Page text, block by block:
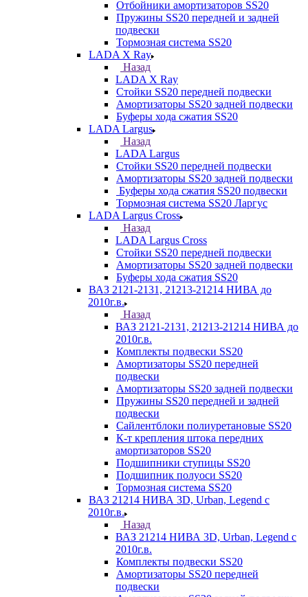
Отбойники амортизаторов SS20
Пружины SS20 передней и задней
подвески
Тормозная система SS20
LADA X Ray
Назад
LADA X Ray
Стойки SS20 передней подвески
Амортизаторы SS20 задней подвески
Буферы хода сжатия SS20
LADA Largus
Назад
LADA Largus
Стойки SS20 передней подвески
Амортизаторы SS20 задней подвески
Буферы хода сжатия SS20 подвески
Тормозная система SS20 Ларгус
LADA Largus Cross
Назад
LADA Largus Cross
Стойки SS20 передней подвески
Амортизаторы SS20 задней подвески
Буферы хода сжатия SS20
ВАЗ 2121-2131, 21213-21214 НИВА до
2010г.в.
Назад
ВАЗ 2121-2131, 21213-21214 НИВА до
2010г.в.
Комплекты подвески SS20
Амортизаторы SS20 передней
подвески
Амортизаторы SS20 задней подвески
Пружины SS20 передней и задней
подвески
Сайлентблоки полиуретановые SS20
К-т крепления штока передних
амортизаторов SS20
Подшипники ступицы SS20
Подшипник полуоси SS20
Тормозная система SS20
ВАЗ 21214 НИВА 3D, Urban, Legend c
2010г.в.
Назад
ВАЗ 21214 НИВА 3D, Urban, Legend c
2010г.в.
Комплекты подвески SS20
Амортизаторы SS20 передней
подвески